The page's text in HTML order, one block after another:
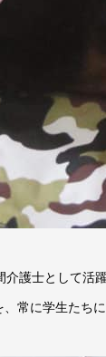
介護士として活
、常に学生たちに